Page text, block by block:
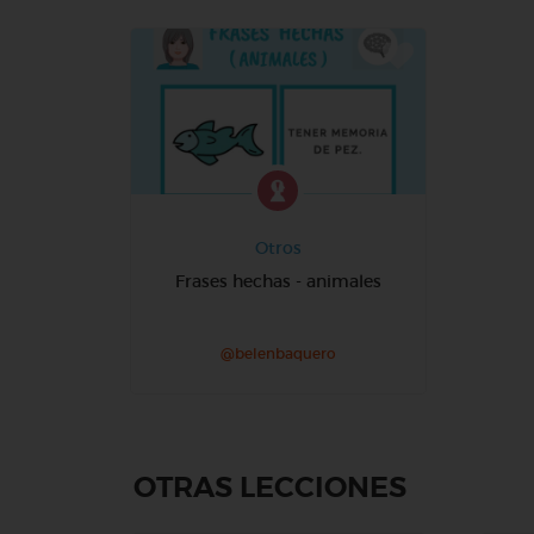
Otros
Frases hechas - animales
@belenbaquero
OTRAS LECCIONES